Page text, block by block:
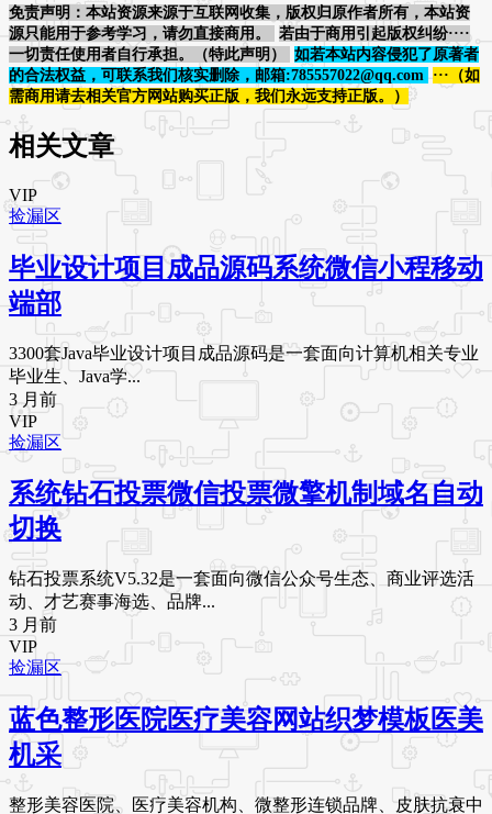
免责声明：本站资源来源于互联网收集，版权归原作者所有，本站资
源只能用于参考学习，请勿直接商用。
若由于商用引起版权纠纷····
一切责任使用者自行承担。（特此声明）
如若本站内容侵犯了原著者
的合法权益，可联系我们核实删除，邮箱:785557022@qq.com
···（如
需商用请去相关官方网站购买正版，我们永远支持正版。）
相关文章
VIP
捡漏区
毕业设计项目成品源码系统微信小程移动
端部
3300套Java毕业设计项目成品源码是一套面向计算机相关专业
毕业生、Java学...
3 月前
VIP
捡漏区
系统钻石投票微信投票微擎机制域名自动
切换
钻石投票系统V5.32是一套面向微信公众号生态、商业评选活
动、才艺赛事海选、品牌...
3 月前
VIP
捡漏区
蓝色整形医院医疗美容网站织梦模板医美
机采
整形美容医院、医疗美容机构、微整形连锁品牌、皮肤抗衰中